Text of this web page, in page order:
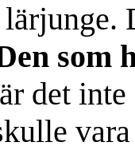
som
det inte
vara